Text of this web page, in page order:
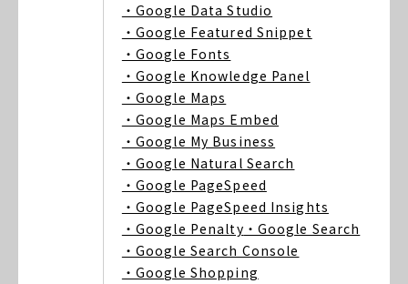
・Google Data Studio
・Google Featured Snippet
・Google Fonts
・Google Knowledge Panel
・Google Maps
・Google Maps Embed
・Google My Business
・Google Natural Search
・Google PageSpeed
・Google PageSpeed Insights
・Google Penalty ・Google Search
・Google Search Console
・Google Shopping